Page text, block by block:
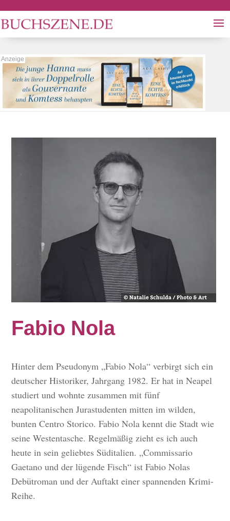
Fabio Nola
Hinter dem Pseudonym „Fabio Nola“ verbirgt sich ein
deutscher Historiker, Jahrgang 1982. Er hat in Neapel
studiert und wohnte zusammen mit fünf
neapolitanischen Jurastudenten mitten im wilden,
bunten Centro Storico. Fabio Nola kennt die Stadt wie
seine Westentasche. Regelmäßig zieht es ich auch
heute in sein geliebtes Süditalien. „Commissario
Gaetano und der lügende Fisch“ ist Fabio Nolas
Debütroman und der Auftakt einer spannenden Krimi-
Reihe.